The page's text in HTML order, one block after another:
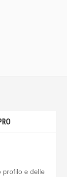
profilo e delle